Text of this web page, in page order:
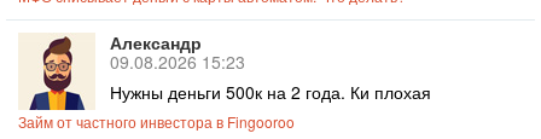
Александр
09.08.2026 15:23
Нужны деньги 500к на 2 года. Ки плохая
Займ от частного инвестора в Fingooroo